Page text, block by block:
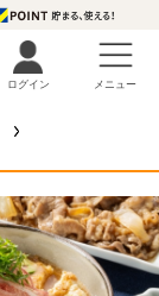
ログイン メニュー